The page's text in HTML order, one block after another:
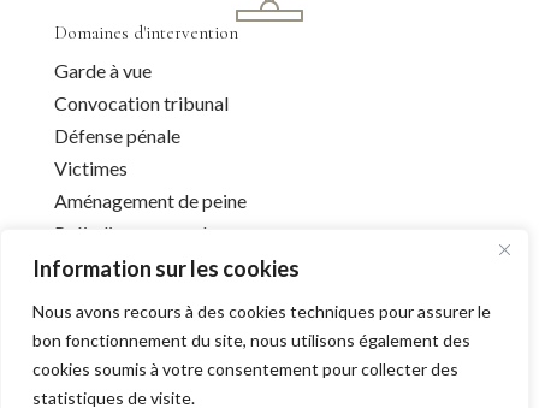
Information sur les cookies
Nous avons recours à des cookies techniques pour assurer le
bon fonctionnement du site, nous utilisons également des
cookies soumis à votre consentement pour collecter des
statistiques de visite.
Domaines d'intervention
Garde à vue
Convocation tribunal
Défense pénale
Victimes
Aménagement de peine
Préjudice corporel
Infos utiles
Liens utiles